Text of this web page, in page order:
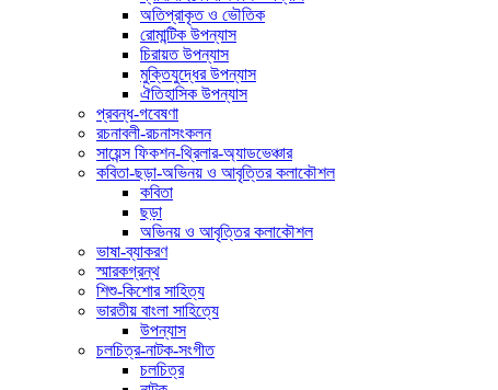
অতিপ্রাকৃত ও ভৌতিক
রোমান্টিক উপন্যাস
চিরায়ত উপন্যাস
মুক্তিযুদ্ধের উপন্যাস
ঐতিহাসিক উপন্যাস
প্রবন্ধ-গবেষণা
রচনাবলী-রচনাসংকলন
সায়েন্স ফিকশন-থ্রিলার-অ্যাডভেঞ্চার
কবিতা-ছড়া-অভিনয় ও আবৃত্তির কলাকৌশল
কবিতা
ছড়া
অভিনয় ও আবৃত্তির কলাকৌশল
ভাষা-ব্যাকরণ
স্মারকগ্রন্থ
শিশু-কিশোর সাহিত্য
ভারতীয় বাংলা সাহিত্যে
উপন্যাস
চলচিত্র-নাটক-সংগীত
চলচিত্র